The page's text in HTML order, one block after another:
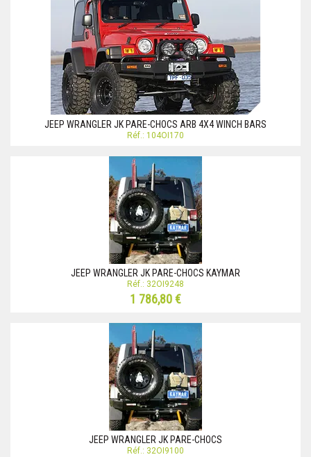
JEEP WRANGLER JK PARE-CHOCS ARB 4X4 WINCH BARS
Réf.: 104OI170
JEEP WRANGLER JK PARE-CHOCS KAYMAR
Réf.: 32OI9248
1 786,80 €
JEEP WRANGLER JK PARE-CHOCS
Réf.: 32OI9100